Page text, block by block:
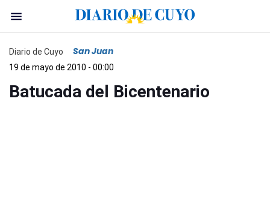
Diario de Cuyo San Juan
19 de mayo de 2010 - 00:00
Batucada del Bicentenario